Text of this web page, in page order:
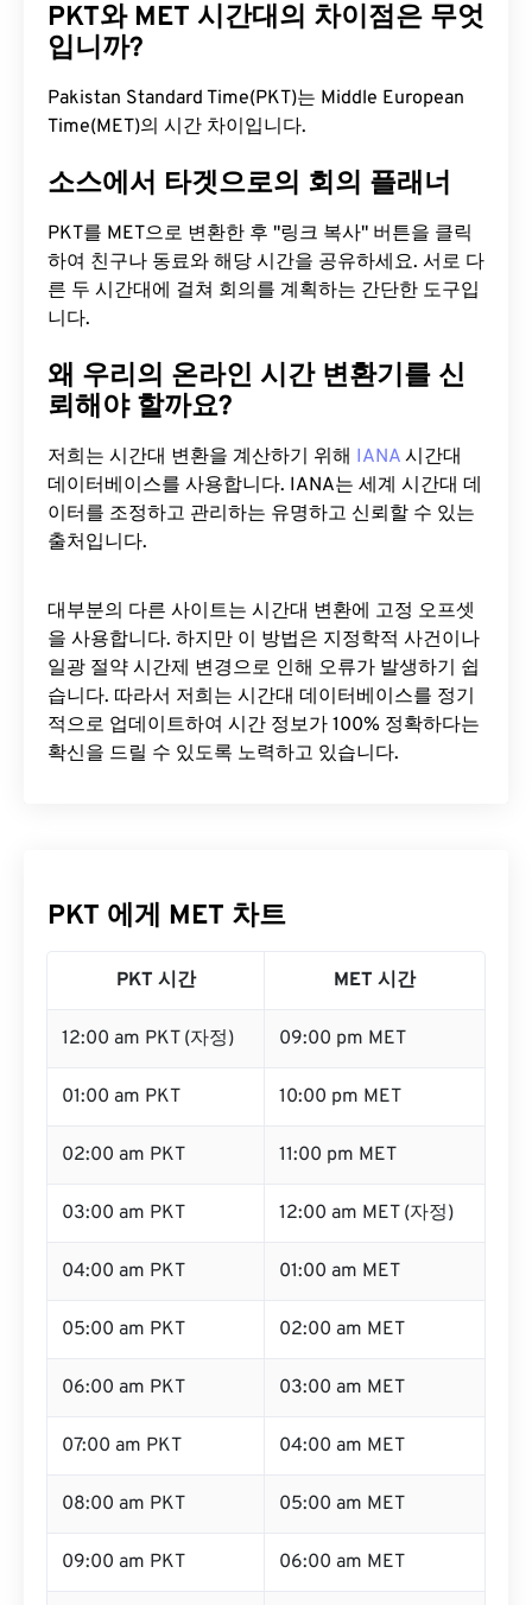
PKT와 MET 시간대의 차이점은 무엇
입니까?
Pakistan Standard Time(PKT)는 Middle European
Time(MET)의 시간 차이입니다.
소스에서 타겟으로의 회의 플래너
PKT를 MET으로 변환한 후 "링크 복사" 버튼을 클릭
하여 친구나 동료와 해당 시간을 공유하세요. 서로 다
른 두 시간대에 걸쳐 회의를 계획하는 간단한 도구입
니다.
왜 우리의 온라인 시간 변환기를 신
뢰해야 할까요?
저희는 시간대 변환을 계산하기 위해 IANA 시간대
데이터베이스를 사용합니다. IANA는 세계 시간대 데
이터를 조정하고 관리하는 유명하고 신뢰할 수 있는
출처입니다.
대부분의 다른 사이트는 시간대 변환에 ​​고정 오프셋
을 사용합니다. 하지만 이 방법은 지정학적 사건이나
일광 절약 시간제 변경으로 인해 오류가 발생하기 쉽
습니다. 따라서 저희는 시간대 데이터베이스를 정기
적으로 업데이트하여 시간 정보가 100% 정확하다는
확신을 드릴 수 있도록 노력하고 있습니다.
PKT 에게 MET 차트
PKT 시간 MET 시간
12:00 am PKT (자정) 09:00 pm MET
01:00 am PKT 10:00 pm MET
02:00 am PKT 11:00 pm MET
03:00 am PKT 12:00 am MET (자정)
04:00 am PKT 01:00 am MET
05:00 am PKT 02:00 am MET
06:00 am PKT 03:00 am MET
07:00 am PKT 04:00 am MET
08:00 am PKT 05:00 am MET
09:00 am PKT 06:00 am MET